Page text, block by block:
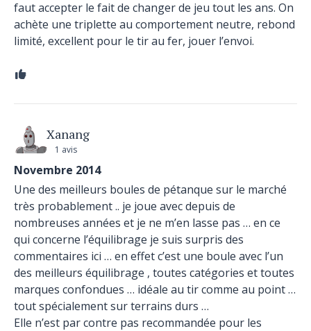
faut accepter le fait de changer de jeu tout les ans. On
achète une triplette au comportement neutre, rebond
limité, excellent pour le tir au fer, jouer l’envoi.
Xanang
1 avis
Novembre 2014
Une des meilleurs boules de pétanque sur le marché
très probablement .. je joue avec depuis de
nombreuses années et je ne m’en lasse pas … en ce
qui concerne l’équilibrage je suis surpris des
commentaires ici … en effet c’est une boule avec l’un
des meilleurs équilibrage , toutes catégories et toutes
marques confondues … idéale au tir comme au point …
tout spécialement sur terrains durs …
Elle n’est par contre pas recommandée pour les